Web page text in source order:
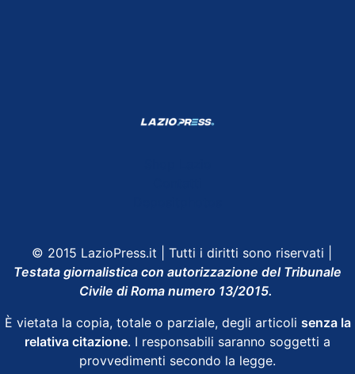
© 2015 LazioPress.it | Tutti i diritti sono riservati |
Testata giornalistica con autorizzazione del Tribunale
Civile di Roma numero 13/2015.
È vietata la copia, totale o parziale, degli articoli senza la
relativa citazione. I responsabili saranno soggetti a
provvedimenti secondo la legge.